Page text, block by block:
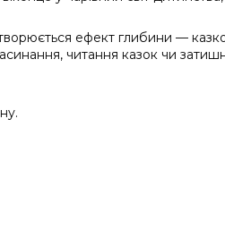
ефект глибини —
читання казок чи